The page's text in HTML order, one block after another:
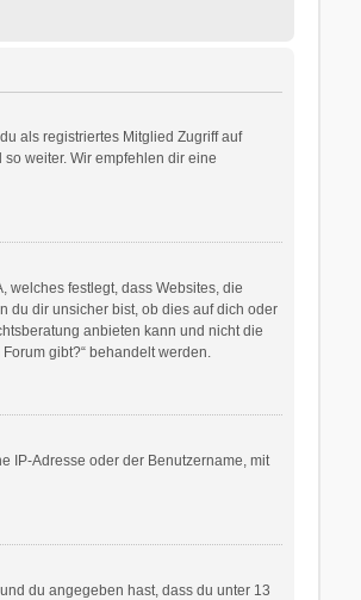
als registriertes Mitglied Zugriff auf
weiter. Wir empfehlen dir eine
welches festlegt, dass Websites, die
du dir unsicher bist, ob dies auf dich oder
anbieten kann und nicht die
gibt?“ behandelt werden.
IP-Adresse oder der Benutzername, mit
du angegeben hast, dass du unter 13